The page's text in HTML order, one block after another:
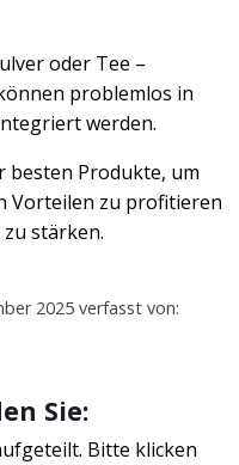
oder Tee –
problemlos in
werden.
besten Produkte, um
Vorteilen zu profitieren
stärken.
2025 verfasst von:
Sie:
Bitte klicken